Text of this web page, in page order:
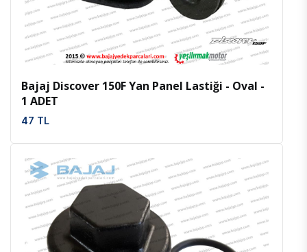
İncele Favoriler
Bajaj Discover 150F Yan Panel Lastiği - Oval -
1 ADET
47 TL